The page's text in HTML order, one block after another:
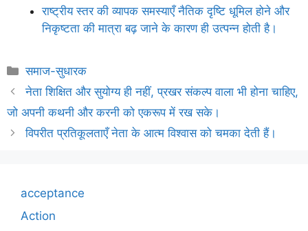
राष्ट्रीय स्तर की व्यापक समस्याएँ नैतिक दृष्टि धूमिल होने और
निकृष्टता की मात्रा बढ़ जाने के कारण ही उत्पन्न होती है।
Categories
समाज-सुधारक
नेता शिक्षित और सुयोग्य ही नहीं, प्रखर संकल्प वाला भी होना चाहिए,
जो अपनी कथनी और करनी को एकरूप में रख सके।
विपरीत प्रतिकूलताएँ नेता के आत्म विश्वास को चमका देती हैं।
acceptance
Action